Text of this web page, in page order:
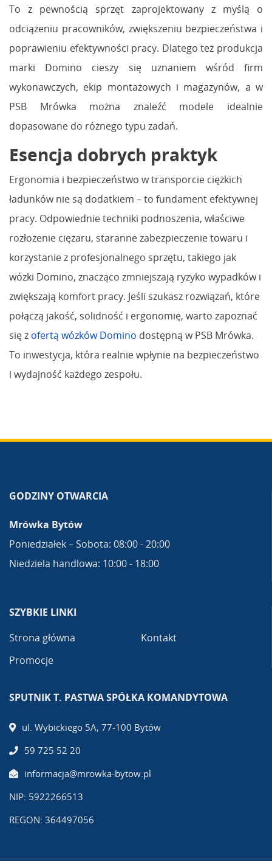
To z pewnością sprzęt zaprojektowany z myślą o
odciążeniu pracowników, zwiększeniu bezpieczeństwa i
poprawieniu efektywności pracy. Dlatego też produkcja
marki Domino cieszy się uznaniem wśród firm
wykonawczych, ekip montażowych i magazynów, a w
PSB Mrówka można znaleźć modele idealnie
dopasowane do różnego typu zadań.
Esencja dobrych praktyk
Ergonomia i bezpieczeństwo w transporcie ciężkich
ładunków nie są dodatkiem – to fundament efektywnej
pracy. Odpowiednie techniki podnoszenia, właściwe
rozłożenie ciężaru, staranne zabezpieczenie towaru i
korzystanie z profesjonalnego sprzętu, takiego jak
wózki Domino, znacząco zmniejszają ryzyko wypadków i
zwiększają komfort pracy. Jeśli szukasz rozwiązań, które
połączą jakość, solidność i ergonomię, warto zapoznać
się z ofertą wózków Domino dostępną w PSB Mrówka.
To inwestycja, która realnie wpłynie na bezpieczeństwo
i wydajność każdego zespołu.
GODZINY OTWARCIA
Mrówka Bytów
Poniedziałek – Sobota: 08:00 - 20:00
Niedziela handlowa: 10:00 - 18:00
SZYBKIE LINKI
Strona główna
Promocje
Kontakt
SPUTNIK T. PASTWA SPÓŁKA KOMANDYTOWA
ul. Wybickiego 5A, 77-100 Bytów
59 725 52 20
informacja@mrowka-bytow.pl
NIP: 5922266513
REGON: 364497056